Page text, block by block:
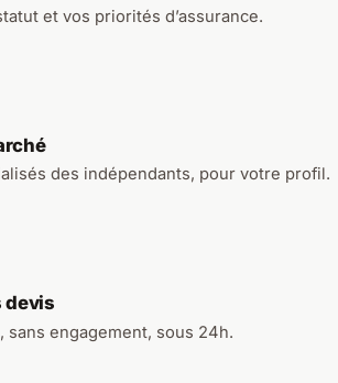
et vos priorités d’assurance.
des indépendants, pour votre profil.
devis
sans engagement, sous 24h.